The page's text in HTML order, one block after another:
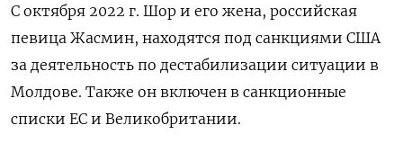
С октября 2022 г. Шор и его жена, российская
певица Жасмин, находятся под санкциями США
за деятельность по дестабилизации ситуации в
Молдове. Также он включен в санкционные
списки ЕС и Великобритании.